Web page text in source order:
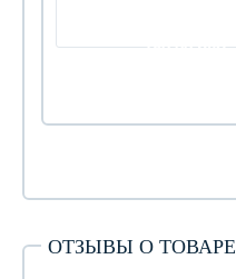
180.00 руб
ОТЗЫВЫ О ТОВАРЕ